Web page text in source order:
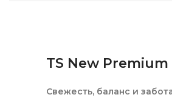
TS New
Свежесть, баланс и